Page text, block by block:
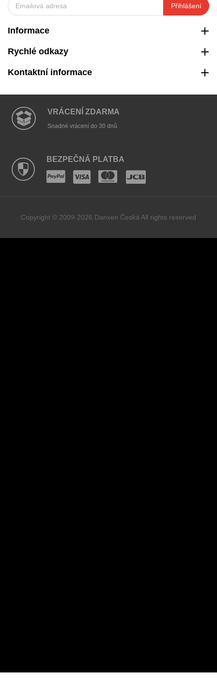
Přihlášení
Informace
Rychlé odkazy
Kontaktní informace
VRÁCENÍ ZDARMA
Snadné vrácení do 30 dnů
BEZPEČNÁ PLATBA
Copyright © 2009-2026 Danxen Česká All rights reserved